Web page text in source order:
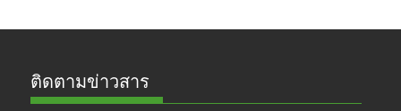
ติดตามข่าวสาร